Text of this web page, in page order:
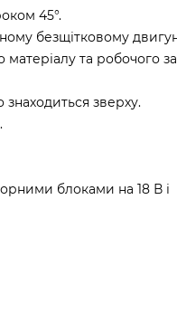
45°.
безщітковому
та робочого
зверху.
блоками на 18 В і